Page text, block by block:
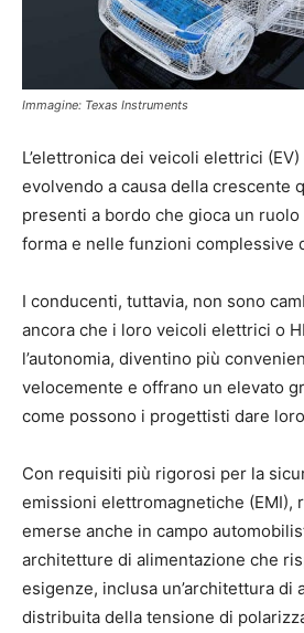
Immagine: Texas Instruments
L’elettronica dei veicoli elettrici
evolvendo a causa della crescente
presenti a bordo che gioca un
forma e nelle funzioni complessive
I conducenti, tuttavia, non sono
ancora che i loro veicoli elettrici o
l’autonomia, diventino più
velocemente e offrano un elevato
come possono i progettisti dare
Con requisiti più rigorosi per la
emissioni elettromagnetiche (EMI),
emerse anche in campo
architetture di alimentazione che
esigenze, inclusa un’architettura di
distribuita della tensione di